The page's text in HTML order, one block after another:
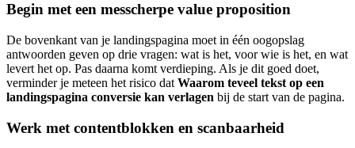
Begin met een messcherpe value proposition
De bovenkant van je landingspagina moet in één oogopslag
antwoorden geven op drie vragen: wat is het, voor wie is het, en wat
levert het op. Pas daarna komt verdieping. Als je dit goed doet,
verminder je meteen het risico dat Waarom teveel tekst op een
landingspagina conversie kan verlagen bij de start van de pagina.
Werk met contentblokken en scanbaarheid